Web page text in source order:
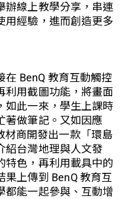
辦線上教學分享，串連
用經驗，進而創造更多
BenQ 教育互動觸控
利用截圖功能，將畫面
如此一來，學生上課時
著做筆記。又如因應
材商開發出一款「環島
紹台灣地理與人文發
特色，再利用載具中的
上傳到 BenQ 教育互
都能一起參與、互動增